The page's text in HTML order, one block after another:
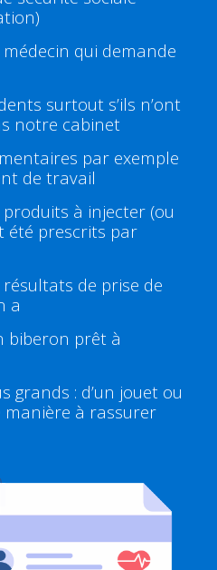
qui demande
surtout s’ils n’ont
notre cabinet
par exemple
de travail
à injecter (ou
été prescrits par
de prise de
a
biberon prêt à
grands : d’un jouet ou
manière à rassurer